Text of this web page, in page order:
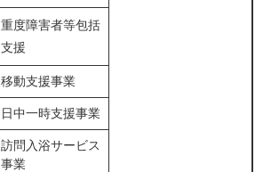
重度障害者等包括
支援
移動支援事業
日中一時支援事業
訪問入浴サービス
事業